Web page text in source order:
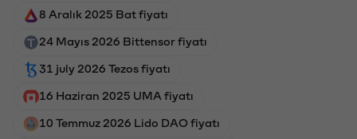
8 Aralık 2025 Bat fiyatı
24 Mayıs 2026 Bittensor fiyatı
31 july 2026 Tezos fiyatı
16 Haziran 2025 UMA fiyatı
10 Temmuz 2026 Lido DAO fiyatı